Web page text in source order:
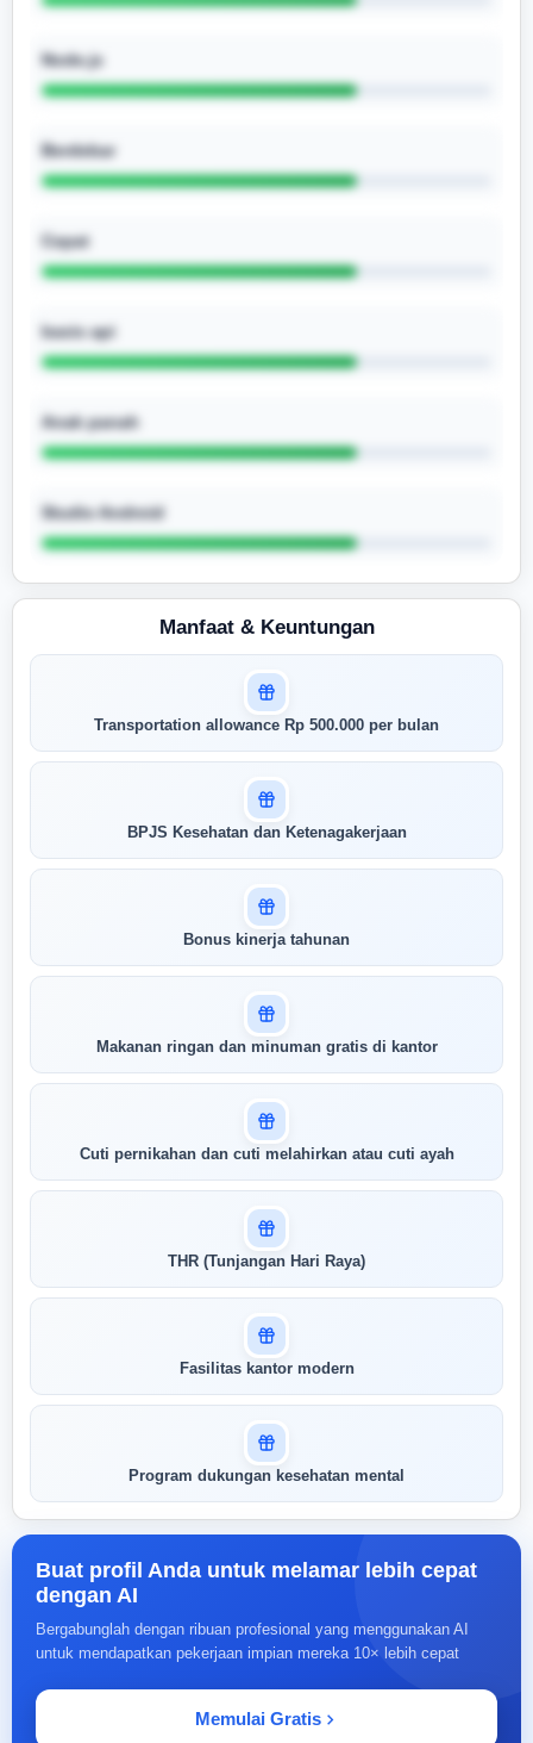
Node.js
Berdebar
Cepat
basis api
Anak panah
Studio Android
Masuk untuk melihat skor
pertandingan AI Anda
menunjukkan seberapa cocok keahlian
Anda dengan peran ini
Manfaat & Keuntungan
Transportation allowance Rp 500.000 per bulan
BPJS Kesehatan dan Ketenagakerjaan
Bonus kinerja tahunan
Makanan ringan dan minuman gratis di kantor
Cuti pernikahan dan cuti melahirkan atau cuti ayah
THR (Tunjangan Hari Raya)
Fasilitas kantor modern
Program dukungan kesehatan mental
Buat profil Anda untuk melamar lebih cepat
dengan AI
Bergabunglah dengan ribuan profesional yang menggunakan AI
untuk mendapatkan pekerjaan impian mereka 10× lebih cepat
Memulai Gratis